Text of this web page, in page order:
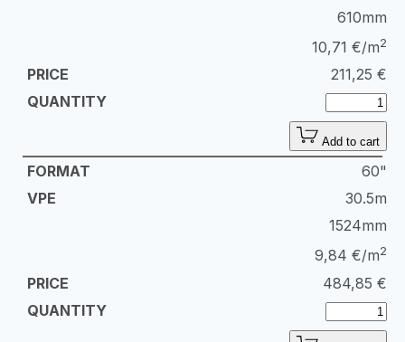
610mm
10,71 €/m2
211,25 €
Add to cart
60"
30.5m
1524mm
9,84 €/m2
484,85 €